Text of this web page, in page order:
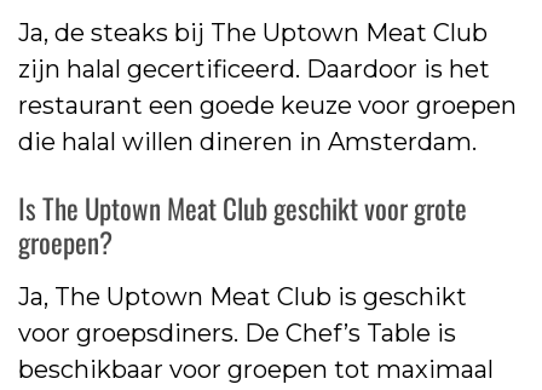
Ja, de steaks bij The Uptown Meat Club
zijn halal gecertificeerd. Daardoor is het
restaurant een goede keuze voor groepen
die halal willen dineren in Amsterdam.
Is The Uptown Meat Club geschikt voor grote
groepen?
Ja, The Uptown Meat Club is geschikt
voor groepsdiners. De Chef’s Table is
beschikbaar voor groepen tot maximaal